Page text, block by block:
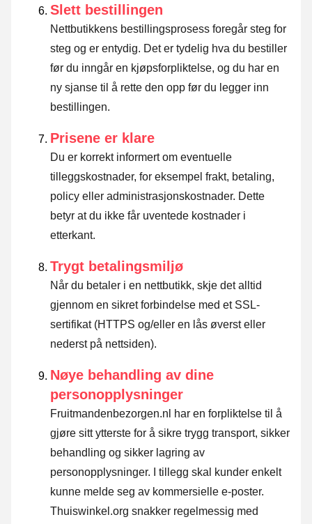
Slett bestillingen
Nettbutikkens bestillingsprosess foregår steg for
steg og er entydig. Det er tydelig hva du bestiller
før du inngår en kjøpsforpliktelse, og du har en
ny sjanse til å rette den opp før du legger inn
bestillingen.
Prisene er klare
Du er korrekt informert om eventuelle
tilleggskostnader, for eksempel frakt, betaling,
policy eller administrasjonskostnader. Dette
betyr at du ikke får uventede kostnader i
etterkant.
Trygt betalingsmiljø
Når du betaler i en nettbutikk, skje det alltid
gjennom en sikret forbindelse med et SSL-
sertifikat (HTTPS og/eller en lås øverst eller
nederst på nettsiden).
Nøye behandling av dine
personopplysninger
Fruitmandenbezorgen.nl har en forpliktelse til å
gjøre sitt ytterste for å sikre trygg transport, sikker
behandling og sikker lagring av
personopplysninger. I tillegg skal kunder enkelt
kunne melde seg av kommersielle e-poster.
Thuiswinkel.org snakker regelmessig med